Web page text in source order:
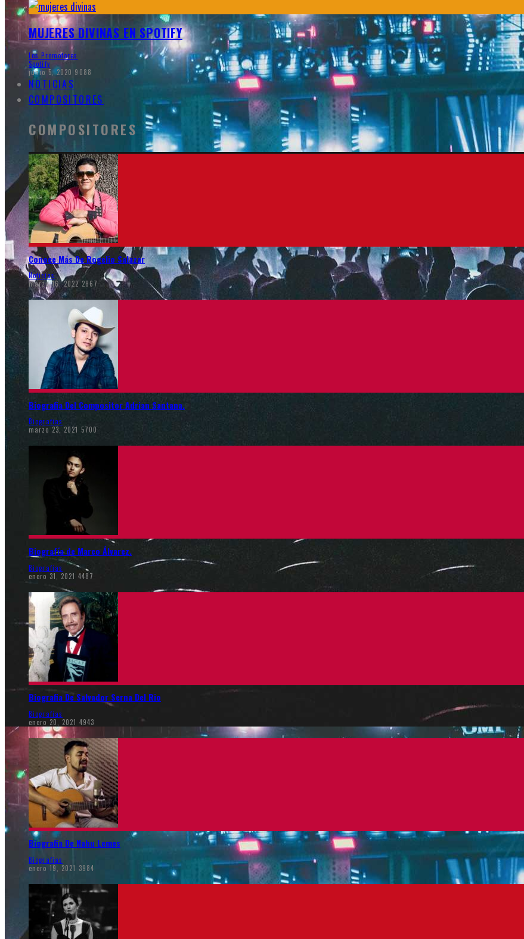
MUJERES DIVINAS EN SPOTIFY
Los Promotores
Spotify
junio 5, 2020 9088
NOTICIAS
COMPOSITORES
COMPOSITORES
Conoce Más De Rogelio Salazar
Noticias
marzo 16, 20222867
Biografia Del Compositor Adrian Santana.
Biografias
marzo 23, 2021 5700
Biografía de Marco Álvarez.
Biografias
enero 31, 2021 4487
Biografia De Salvador Serna Del Rio
Biografias
enero 20, 2021 4943
Biografia De Nahu Lemes
Biografias
enero 19, 2021 3984